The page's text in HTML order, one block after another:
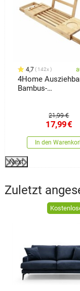
4,7 142x
4Home
Bambus-
21,99 €
17,99€
In den
Next
Zuletzt